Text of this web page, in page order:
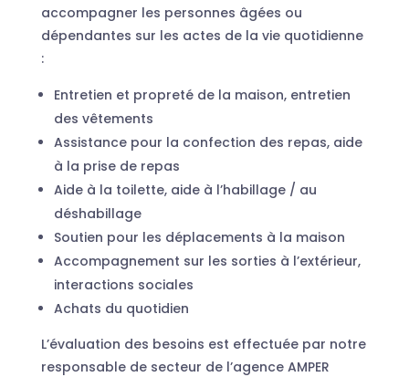
accompagner les personnes âgées ou
dépendantes sur les actes de la vie quotidienne
:
Entretien et propreté de la maison, entretien
des vêtements
Assistance pour la confection des repas, aide
à la prise de repas
Aide à la toilette, aide à l’habillage / au
déshabillage
Soutien pour les déplacements à la maison
Accompagnement sur les sorties à l’extérieur,
interactions sociales
Achats du quotidien
L’évaluation des besoins est effectuée par notre
responsable de secteur de l’agence AMPER